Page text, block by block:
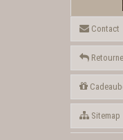
Contact
Sitemap